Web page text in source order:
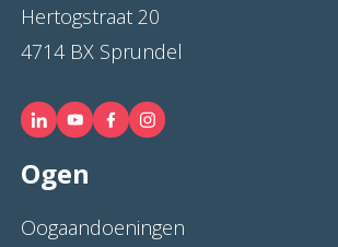
Hertogstraat 20
4714 BX Sprundel
Ogen
Oogaandoeningen